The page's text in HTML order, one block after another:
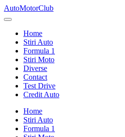
Skip
to
AutoMotorClub
Totul
masini
pasionatii
masini
Home
Stiri Auto
Formula 1
Stiri Moto
Diverse
Contact
Test Drive
Credit Auto
Home
Stiri Auto
Formula 1